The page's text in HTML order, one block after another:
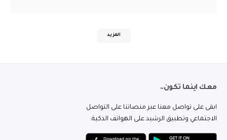
المزيد
معك اينما تكون..
ابقى على تواصل معنا عبر منصاتنا على التواصل
الاجتماعي وتطبيق الرشيد على الهواتف الذكية.